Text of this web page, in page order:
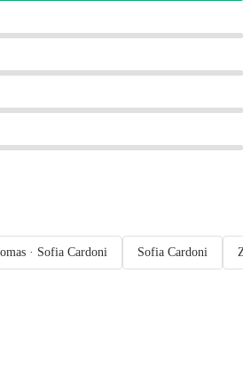
· Sofia Cardoni Sofia Cardoni